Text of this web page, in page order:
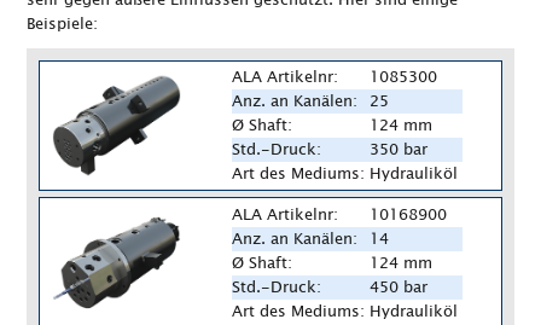
Beispiele:
ALA Artikelnr:
1085300
Anz. an Kanälen: 25
Ø Shaft:
124 mm
Std.-Druck:
350 bar
Art des Mediums: Hydrauliköl
ALA Artikelnr:
10168900
Anz. an Kanälen:
14
Ø Shaft:
124 mm
Std.-Druck:
450 bar
Art des Mediums: Hydrauliköl